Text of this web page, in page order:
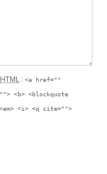
HTML : <a href=""
<b> <blockquote
<i> <q cite="">